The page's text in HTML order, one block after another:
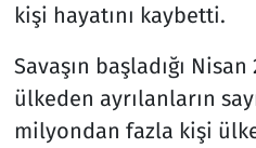
kişi hayatını kaybetti.
Savaşın başladığı
ülkeden ayrılanların
milyondan fazla kişi